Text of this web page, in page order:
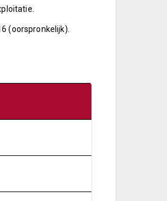
(oorspronkelijk).